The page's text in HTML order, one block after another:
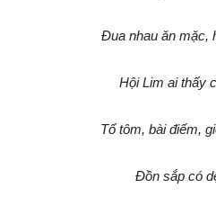
Đua nhau ăn mặc,
Hội Lim ai thấy
Tổ tôm, bài điếm,
Đồn sắp có